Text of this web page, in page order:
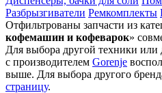
Разбрызгиватели Ремкомплекты
Отфильтрованы запчасти из
кофемашин и кофеварок»
Для выбора другой техники или
с производителем Gorenje
выше. Для выбора другого
страницу.